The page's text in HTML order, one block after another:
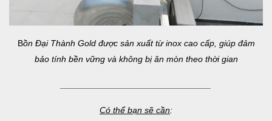
Bồn Đại Thành Gold được sản xuất từ inox cao cấp, giúp đảm
bảo tính bền vững và không bị ăn mòn theo thời gian
Có thể bạn sẽ cần: